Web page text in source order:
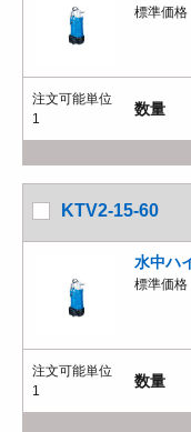
標準価格
注文可能単位
1
数量
KTV2-15-60
水中ハ
標準価格
注文可能単位
1
数量